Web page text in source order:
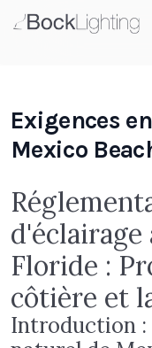
Exigences
Mexico
d'éclairage
Floride :
côtière et
Introduction :